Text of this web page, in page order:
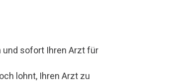
und sofort Ihren Arzt für
lohnt, Ihren Arzt zu